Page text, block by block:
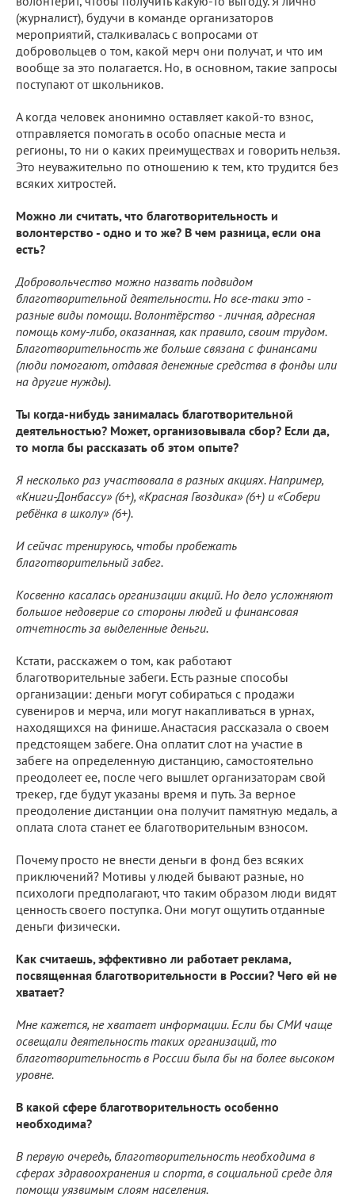
(журналист), будучи в команде организаторов
мероприятий, сталкивалась с вопросами от
добровольцев о том, какой мерч они получат, и что им
вообще за это полагается. Но, в основном, такие запросы
поступают от школьников.
А когда человек анонимно оставляет какой-то взнос,
отправляется помогать в особо опасные места и
регионы, то ни о каких преимуществах и говорить нельзя.
Это неуважительно по отношению к тем, кто трудится без
всяких хитростей.
Можно ли считать, что благотворительность и
волонтерство - одно и то же? В чем разница, если она
есть?
Добровольчество можно назвать подвидом
благотворительной деятельности. Но все-таки это -
разные виды помощи. Волонтёрство - личная, адресная
помощь кому-либо, оказанная, как правило, своим трудом.
Благотворительность же больше связана с финансами
(люди помогают, отдавая денежные средства в фонды или
на другие нужды).
Ты когда-нибудь занималась благотворительной
деятельностью? Может, организовывала сбор? Если да,
то могла бы рассказать об этом опыте?
Я несколько раз участвовала в разных акциях. Например,
«Книги-Донбассу» (6+), «Красная Гвоздика» (6+) и «Собери
ребёнка в школу» (6+).
И сейчас тренируюсь, чтобы пробежать
благотворительный забег.
Косвенно касалась организации акций. Но дело усложняют
большое недоверие со стороны людей и финансовая
отчетность за выделенные деньги.
Кстати, расскажем о том, как работают
благотворительные забеги. Есть разные способы
организации: деньги могут собираться с продажи
сувениров и мерча, или могут накапливаться в урнах,
находящихся на финише. Анастасия рассказала о своем
предстоящем забеге. Она оплатит слот на участие в
забеге на определенную дистанцию, самостоятельно
преодолеет ее, после чего вышлет организаторам свой
трекер, где будут указаны время и путь. За верное
преодоление дистанции она получит памятную медаль, а
оплата слота станет ее благотворительным взносом.
Почему просто не внести деньги в фонд без всяких
приключений? Мотивы у людей бывают разные, но
психологи предполагают, что таким образом люди видят
ценность своего поступка. Они могут ощутить отданные
деньги физически.
Как считаешь, эффективно ли работает реклама,
посвященная благотворительности в России? Чего ей не
хватает?
Мне кажется, не хватает информации. Если бы СМИ чаще
освещали деятельность таких организаций, то
благотворительность в России была бы на более высоком
уровне.
В какой сфере благотворительность особенно
необходима?
В первую очередь, благотворительность необходима в
сферах здравоохранения и спорта, в социальной среде для
помощи уязвимым слоям населения.